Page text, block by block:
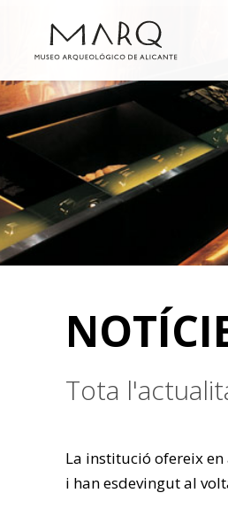
Tota
La institució ofereix
i han esdevingut al